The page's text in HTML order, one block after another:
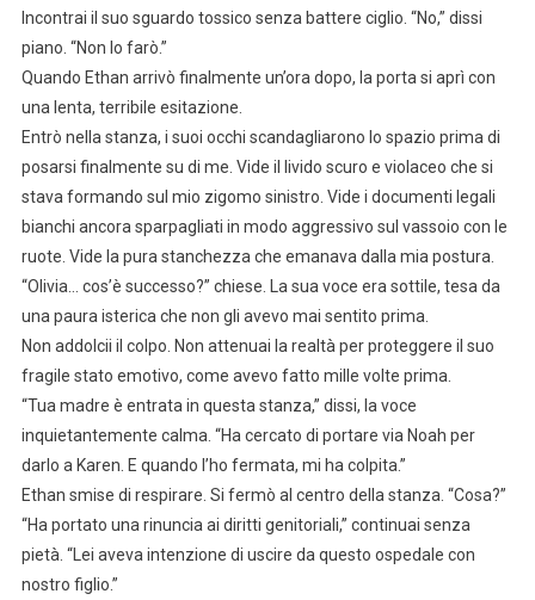
Incontrai il suo sguardo tossico senza battere ciglio. “No,” dissi
piano. “Non lo farò.”
Quando Ethan arrivò finalmente un’ora dopo, la porta si aprì con
una lenta, terribile esitazione.
Entrò nella stanza, i suoi occhi scandagliarono lo spazio prima di
posarsi finalmente su di me. Vide il livido scuro e violaceo che si
stava formando sul mio zigomo sinistro. Vide i documenti legali
bianchi ancora sparpagliati in modo aggressivo sul vassoio con le
ruote. Vide la pura stanchezza che emanava dalla mia postura.
“Olivia… cos’è successo?” chiese. La sua voce era sottile, tesa da
una paura isterica che non gli avevo mai sentito prima.
Non addolcii il colpo. Non attenuai la realtà per proteggere il suo
fragile stato emotivo, come avevo fatto mille volte prima.
“Tua madre è entrata in questa stanza,” dissi, la voce
inquietantemente calma. “Ha cercato di portare via Noah per
darlo a Karen. E quando l’ho fermata, mi ha colpita.”
Ethan smise di respirare. Si fermò al centro della stanza. “Cosa?”
“Ha portato una rinuncia ai diritti genitoriali,” continuai senza
pietà. “Lei aveva intenzione di uscire da questo ospedale con
nostro figlio.”